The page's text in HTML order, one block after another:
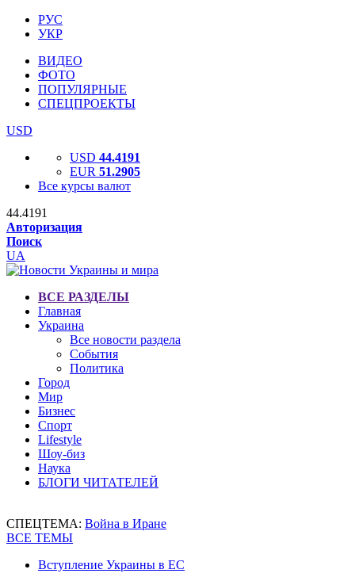
РУС
УКР
ВИДЕО
ФОТО
ПОПУЛЯРНЫЕ
СПЕЦПРОЕКТЫ
USD
USD 44.4191
EUR 51.2905
Все курсы валют
44.4191
Авторизация
Поиск
UA
ВСЕ РАЗДЕЛЫ
Главная
Украина
Все новости раздела
События
Политика
Город
Мир
Бизнес
Спорт
Lifestyle
Шоу-биз
Наука
БЛОГИ ЧИТАТЕЛЕЙ
СПЕЦТЕМА: Война в Иране
ВСЕ ТЕМЫ
Вступление Украины в ЕС